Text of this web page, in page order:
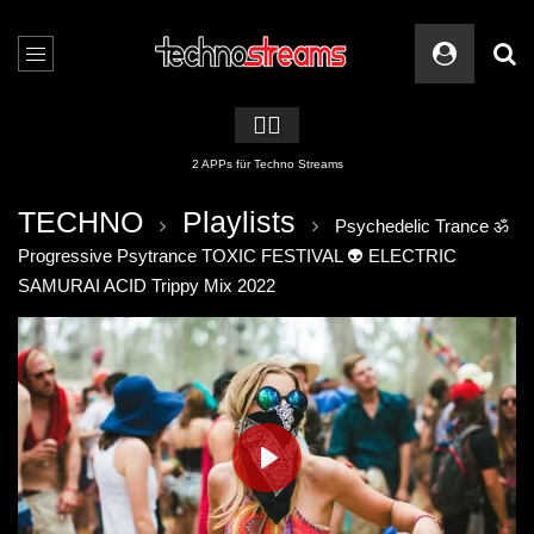
🏳️‍🌈
2 APPs für Techno Streams
TECHNO Playlists
Psychedelic Trance ॐ
Progressive Psytrance TOXIC FESTIVAL 👽 ELECTRIC
SAMURAI ACID Trippy Mix 2022
PLAY